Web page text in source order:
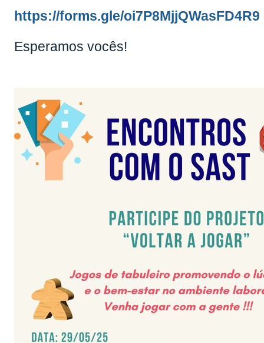
https://forms.gle/oi7P8MjjQWasFD4R9
Esperamos vocês!